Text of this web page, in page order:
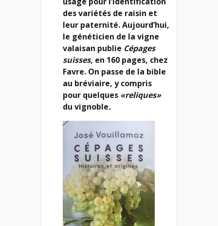
des variétés de raisin et
leur paternité. Aujourd’hui,
le généticien de la vigne
valaisan publie Cépages
suisses, en 160 pages, chez
Favre. On passe de la bible
au bréviaire, y compris
pour quelques «reliques»
du vignoble.